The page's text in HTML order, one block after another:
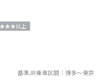
以上
基準JR乗車区間： 博多～東京